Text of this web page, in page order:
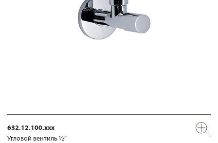
632.12.100.xxx
Угловой вентиль ½“